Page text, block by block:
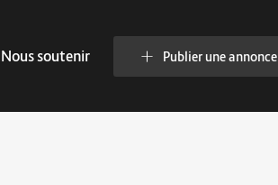
Nous soutenir Publier une annonce